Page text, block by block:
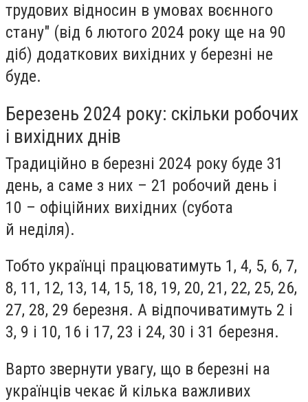
трудових відносин в умовах воєнного
стану" (від 6 лютого 2024 року ще на 90
діб) додаткових вихідних у березні не
буде.
Березень 2024 року: скільки робочих
і вихідних днів
Традиційно в березні 2024 року буде 31
день, а саме з них – 21 робочий день і
10 – офіційних вихідних (субота
й неділя).
Тобто українці працюватимуть 1, 4, 5, 6, 7,
8, 11, 12, 13, 14, 15, 18, 19, 20, 21, 22, 25, 26,
27, 28, 29 березня. А відпочиватимуть 2 і
3, 9 і 10, 16 і 17, 23 і 24, 30 і 31 березня.
Варто звернути увагу, що в березні на
українців чекає й кілька важливих